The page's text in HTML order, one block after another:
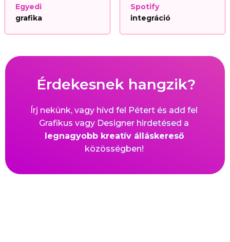
Egyedi
grafika
Spotify
integráció
Érdekesnek hangzik?
Írj nekünk, vagy hívd fel Pétert és add fel
Grafikus vagy Designer hirdetésed a
legnagyobb kreatív álláskereső
közösségben!